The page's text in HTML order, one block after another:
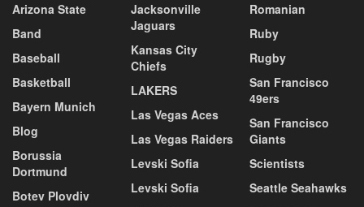
Arizona State
Band
Baseball
Basketball
Bayern Munich
Blog
Borussia
Dortmund
Botev Plovdiv
Jacksonville
Jaguars
Kansas City
Chiefs
LAKERS
Las Vegas Aces
Las Vegas Raiders
Levski Sofia
Levski Sofia
Romanian
Ruby
Rugby
San Francisco
49ers
San Francisco
Giants
Scientists
Seattle Seahawks